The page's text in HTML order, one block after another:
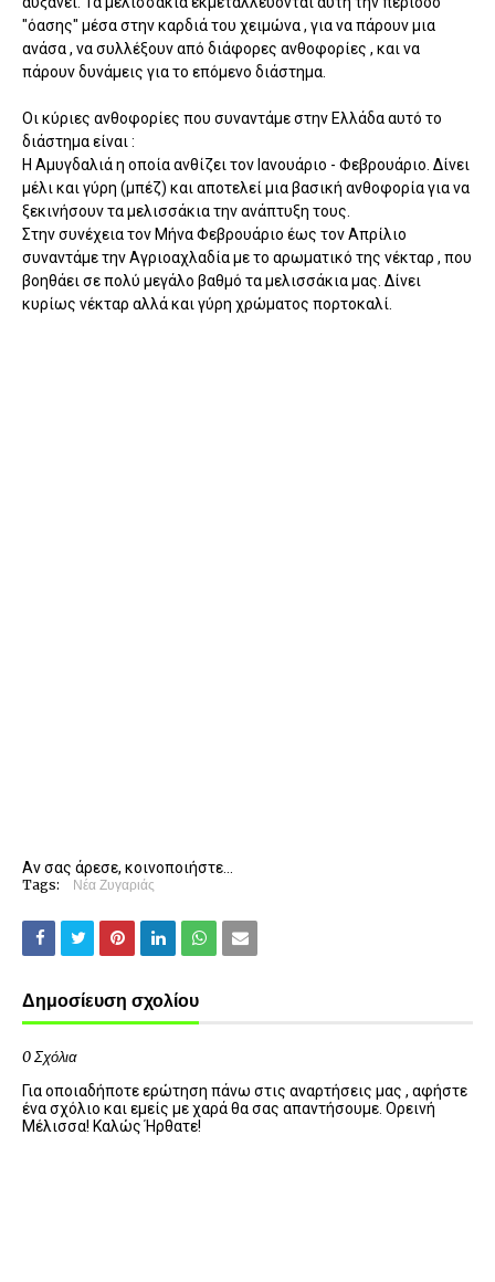
"όασης" μέσα στην καρδιά του χειμώνα , για να πάρουν μια
ανάσα , να συλλέξουν από διάφορες ανθοφορίες , και να
πάρουν δυνάμεις για το επόμενο διάστημα.
Οι κύριες ανθοφορίες που συναντάμε στην Ελλάδα αυτό το
διάστημα είναι :
Η Αμυγδαλιά η οποία ανθίζει τον Ιανουάριο - Φεβρουάριο. Δίνει
μέλι και γύρη (μπέζ) και αποτελεί μια βασική ανθοφορία για να
ξεκινήσουν τα μελισσάκια την ανάπτυξη τους.
Στην συνέχεια τον Μήνα Φεβρουάριο έως τον Απρίλιο
συναντάμε την Αγριοαχλαδία με το αρωματικό της νέκταρ , που
βοηθάει σε πολύ μεγάλο βαθμό τα μελισσάκια μας. Δίνει
κυρίως νέκταρ αλλά και γύρη χρώματος πορτοκαλί.
Αν σας άρεσε, κοινοποιήστε...
Tags: Νέα Ζυγαριάς
Δημοσίευση σχολίου
0 Σχόλια
Για οποιαδήποτε ερώτηση πάνω στις αναρτήσεις μας , αφήστε
ένα σχόλιο και εμείς με χαρά θα σας απαντήσουμε. Ορεινή
Μέλισσα! Καλώς Ήρθατε!